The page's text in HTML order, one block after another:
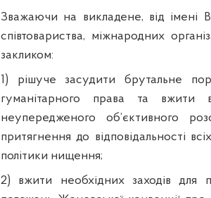
Зважаючи на викладене, від імені
співтовариства, міжнародних
закликом:
1) рішуче засудити брутальне
гуманітарного права та вжити
неупередженого об’єктивного
притягнення до відповідальності
політики нищення;
2) вжити необхідних заходів для